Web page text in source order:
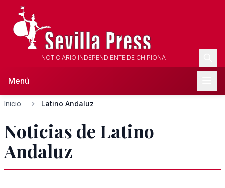
NOTICIARIO INDEPENDIENTE DE CHIPIONA
Menú
Inicio Latino Andaluz
Noticias de Latino
Andaluz